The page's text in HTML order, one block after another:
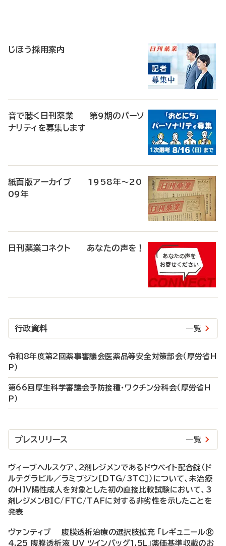
じほう採用案内
音で聴く日刊薬業 第9期のパーソ
ナリティを募集します
紙面版アーカイブ 1958年～20
09年
日刊薬業コネクト あなたの声を！
行政資料 一覧
令和8年度第2回薬事審議会医薬品等安全対策部会（厚労省H
P）
第66回厚生科学審議会予防接種・ワクチン分科会（厚労省H
P）
プレスリリース 一覧
ヴィーブヘルスケア、2剤レジメンであるドウベイト配合錠（ド
ルテグラビル／ラミブジン［DTG/3TC］）について、未治療
のHIV陽性成人を対象とした初の直接比較試験において、3
剤レジメンBIC/FTC/TAFに対する非劣性を示したことを
発表
ヴァンティブ 腹膜透析治療の選択肢拡充 「レギュニール®
4.25 腹膜透析液 UV ツインバッグ1.5L」薬価基準収載のお